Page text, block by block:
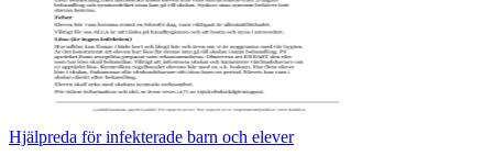
Hjälpreda för infekterade barn och elever